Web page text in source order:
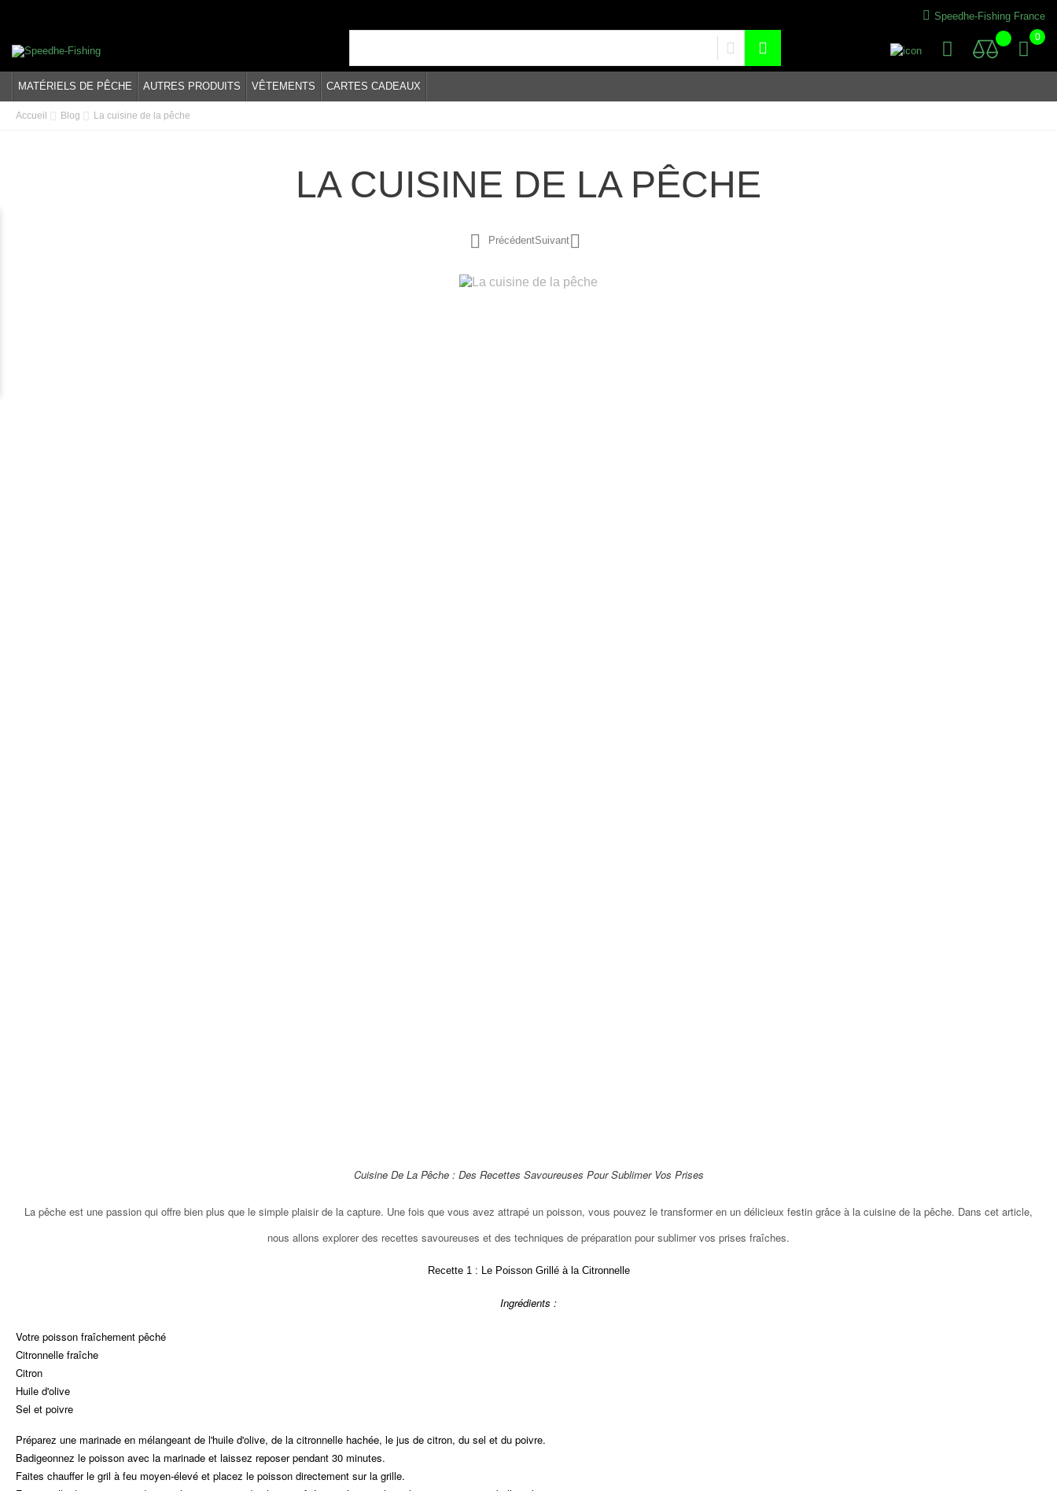
Speedhe-Fishing France
0
MATÉRIELS DE PÊCHE AUTRES PRODUITS VÊTEMENTS CARTES CADEAUX
Accueil Blog La cuisine de la pêche
LA CUISINE DE LA PÊCHE
 PrécédentSuivant
Cuisine De La Pêche : Des Recettes Savoureuses Pour Sublimer Vos Prises
La pêche est une passion qui offre bien plus que le simple plaisir de la capture. Une fois que vous avez attrapé un poisson, vous pouvez le transformer en un délicieux festin grâce à la cuisine de la pêche. Dans cet article,
nous allons explorer des recettes savoureuses et des techniques de préparation pour sublimer vos prises fraîches.
Recette 1 : Le Poisson Grillé à la Citronnelle
Ingrédients :
Votre poisson fraîchement pêché
Citronnelle fraîche
Citron
Huile d'olive
Sel et poivre
Préparez une marinade en mélangeant de l'huile d'olive, de la citronnelle hachée, le jus de citron, du sel et du poivre.
Badigeonnez le poisson avec la marinade et laissez reposer pendant 30 minutes.
Faites chauffer le gril à feu moyen-élevé et placez le poisson directement sur la grille.